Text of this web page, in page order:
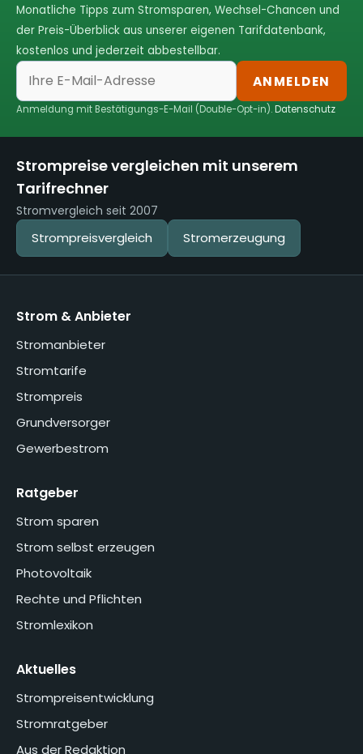
Monatliche Tipps zum Stromsparen, Wechsel-Chancen und
der Preis-Überblick aus unserer eigenen Tarifdatenbank,
kostenlos und jederzeit abbestellbar.
ANMELDEN
Anmeldung mit Bestätigungs-E-Mail (Double-Opt-in).Datenschutz
Strompreise vergleichen mit unserem
Tarifrechner
Stromvergleich seit 2007
Strompreisvergleich Stromerzeugung
Strom & Anbieter
Stromanbieter
Stromtarife
Strompreis
Grundversorger
Gewerbestrom
Ratgeber
Strom sparen
Strom selbst erzeugen
Photovoltaik
Rechte und Pflichten
Stromlexikon
Aktuelles
Strompreisentwicklung
Stromratgeber
Aus der Redaktion